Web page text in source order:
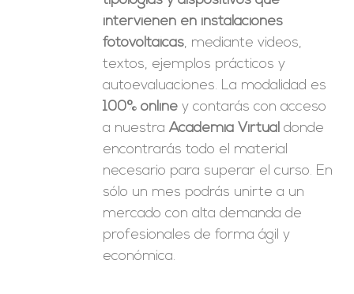
intervienen en instalaciones
fotovoltaicas, mediante videos,
textos, ejemplos prácticos y
autoevaluaciones. La modalidad es
100% online y contarás con acceso
a nuestraAcademia Virtual donde
encontrarás todo el material
necesario para superar el curso. En
sólo un mes podrás unirte a un
mercado con alta demanda de
profesionales de forma ágil y
económica.